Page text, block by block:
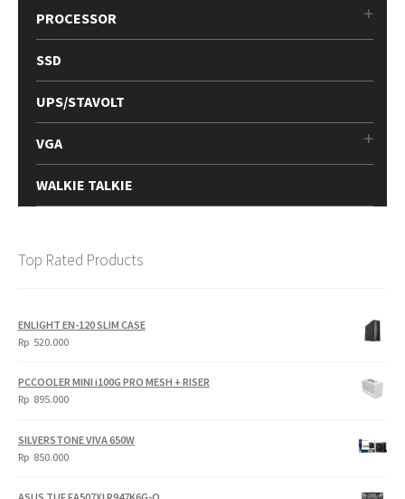
PROCESSOR
SSD
UPS/STAVOLT
VGA
WALKIE TALKIE
Top Rated Products
ENLIGHT EN-120 SLIM CASE
Rp 520.000
PCCOOLER MINI i100G PRO MESH + RISER
Rp 895.000
SILVERSTONE VIVA 650W
Rp 850.000